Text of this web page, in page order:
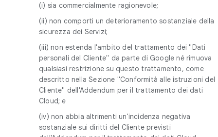
(i) sia commercialmente ragionevole;
(ii) non comporti un deterioramento sostanziale della
sicurezza dei Servizi;
(iii) non estenda l'ambito del trattamento dei "Dati
personali del Cliente" da parte di Google né rimuova
qualsiasi restrizione su questo trattamento, come
descritto nella Sezione "Conformità alle istruzioni del
Cliente" dell'Addendum per il trattamento dei dati
Cloud; e
(iv) non abbia altrimenti un'incidenza negativa
sostanziale sui diritti del Cliente previsti